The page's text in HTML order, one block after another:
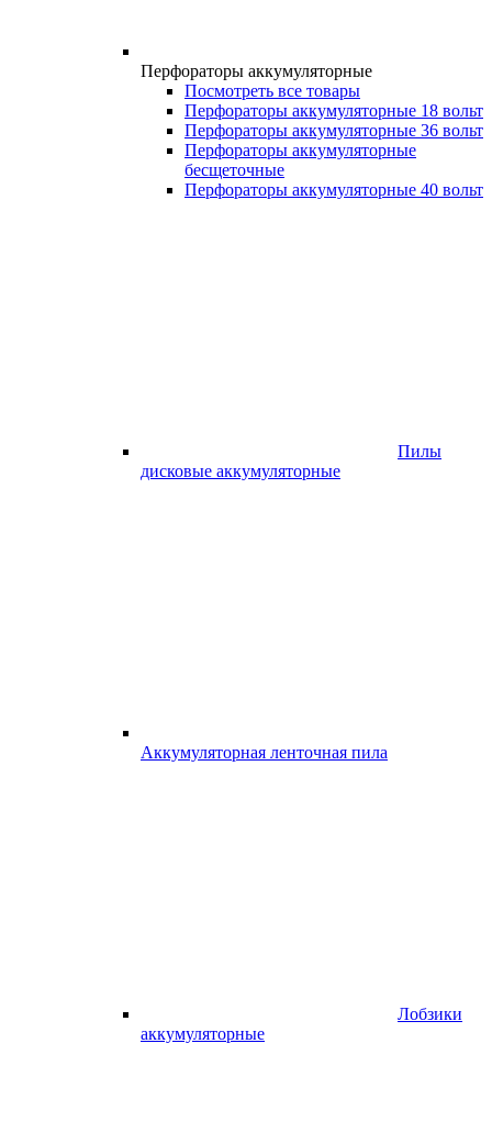
Перфораторы аккумуляторные
Посмотреть все товары
Перфораторы аккумуляторные 18 вольт
Перфораторы аккумуляторные 36 вольт
Перфораторы аккумуляторные
бесщеточные
Перфораторы аккумуляторные 40 вольт
Пилы
дисковые аккумуляторные
Аккумуляторная ленточная пила
Лобзики
аккумуляторные